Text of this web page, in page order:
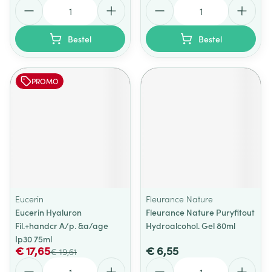
Bestel Bestel
PROMO
Eucerin
Eucerin Hyaluron
Fil.+handcr A/p. &a/age
Ip30 75ml
€ 19,61
€ 17,65
Fleurance Nature
Fleurance Nature Puryfitout
Hydroalcohol. Gel 80ml
€ 6,55